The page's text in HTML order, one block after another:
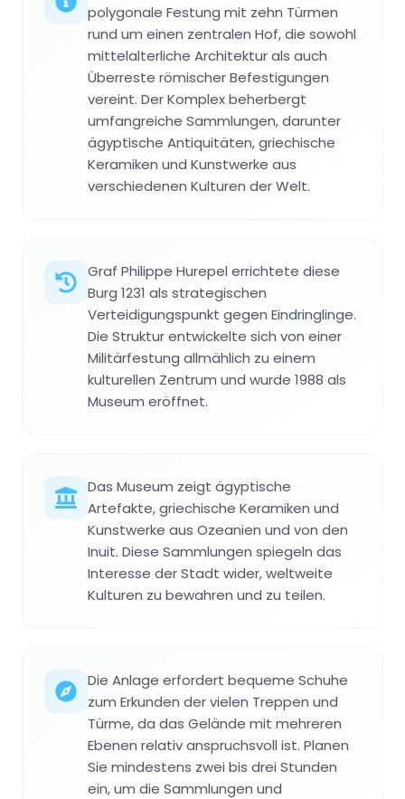
polygonale Festung mit zehn Türmen
rund um einen zentralen Hof, die sowohl
mittelalterliche Architektur als auch
Überreste römischer Befestigungen
vereint. Der Komplex beherbergt
umfangreiche Sammlungen, darunter
ägyptische Antiquitäten, griechische
Keramiken und Kunstwerke aus
verschiedenen Kulturen der Welt.
Graf Philippe Hurepel errichtete diese
Burg 1231 als strategischen
Verteidigungspunkt gegen Eindringlinge.
Die Struktur entwickelte sich von einer
Militärfestung allmählich zu einem
kulturellen Zentrum und wurde 1988 als
Museum eröffnet.
Das Museum zeigt ägyptische
Artefakte, griechische Keramiken und
Kunstwerke aus Ozeanien und von den
Inuit. Diese Sammlungen spiegeln das
Interesse der Stadt wider, weltweite
Kulturen zu bewahren und zu teilen.
Die Anlage erfordert bequeme Schuhe
zum Erkunden der vielen Treppen und
Türme, da das Gelände mit mehreren
Ebenen relativ anspruchsvoll ist. Planen
Sie mindestens zwei bis drei Stunden
ein, um die Sammlungen und